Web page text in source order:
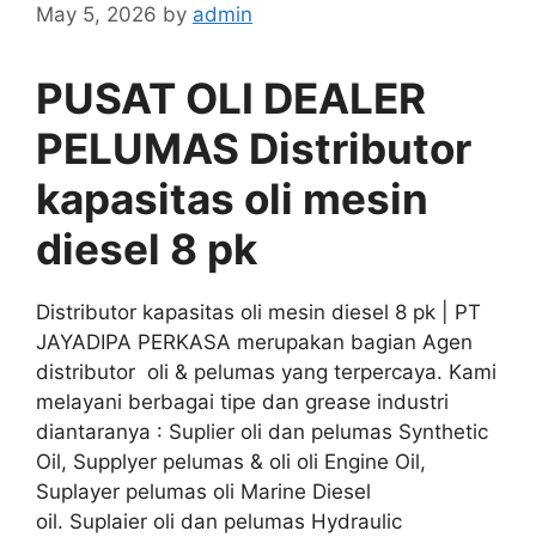
May 5, 2026 by admin
PUSAT OLI DEALER
PELUMAS Distributor
kapasitas oli mesin
diesel 8 pk
Distributor kapasitas oli mesin diesel 8 pk | PT
JAYADIPA PERKASA merupakan bagian Agen
distributor oli & pelumas yang terpercaya. Kami
melayani berbagai tipe dan grease industri
diantaranya : Suplier oli dan pelumas Synthetic
Oil, Supplyer pelumas & oli oli Engine Oil,
Suplayer pelumas oli Marine Diesel
oil. Suplaier oli dan pelumas Hydraulic